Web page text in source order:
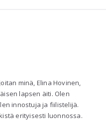
minä, Elina Hovinen,
lapsen äiti. Olen
innostuja ja fiilistelijä.
erityisesti luonnossa.